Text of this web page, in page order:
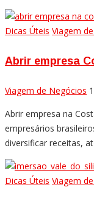
Dicas Úteis Viagem
Abrir empresa
Viagem de Negócios
Abrir empresa na
empresários
diversificar receitas,
Dicas Úteis Viagem